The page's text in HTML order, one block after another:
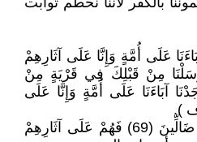
آبَاءَنَا عَلَى أُمَّةٍ وَإِنَّا عَلَى آثَارِهِمْ
مَا أَرْسَلْنَا مِنْ قَبْلِكَ فِي قَرْيَةٍ مِنْ
آبَاءَنَا عَلَى أُمَّةٍ وَإِنَّا عَلَى
1 / 2 : ( إِنَّهُمْ أَلْفَوْا آبَاءَهُمْ ضَالِّينَ (69) فَهُمْ عَلَى آثَارِهِمْ